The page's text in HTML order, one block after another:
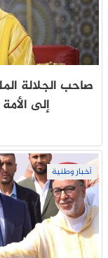
صاحب الجلالة
إلى
أخبار وطنية